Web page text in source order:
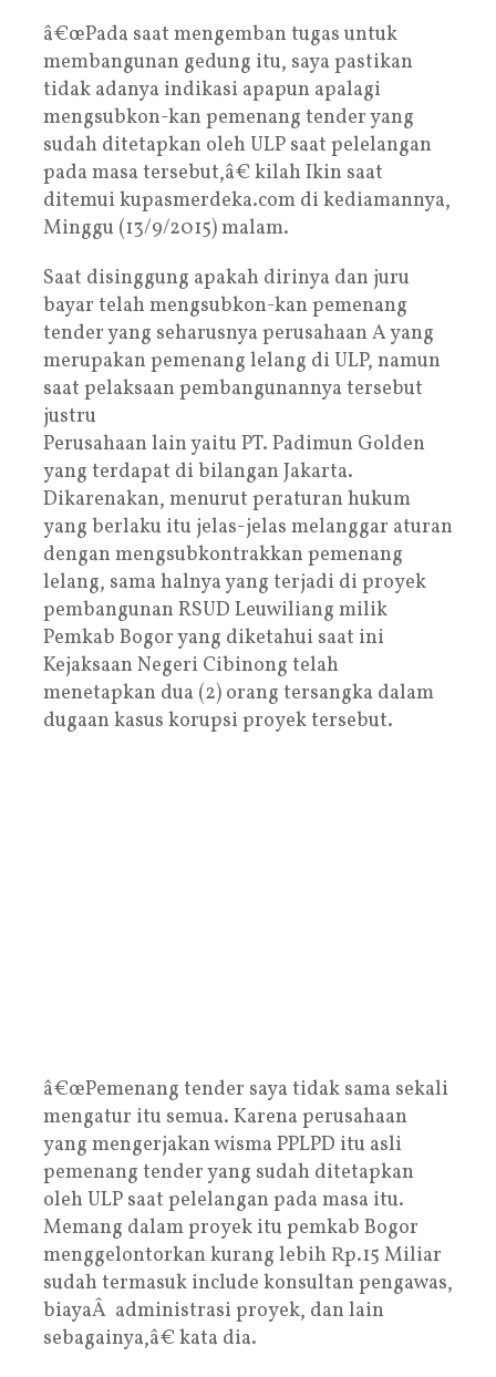
â€œPada saat mengemban tugas untuk
membangunan gedung itu, saya pastikan
tidak adanya indikasi apapun apalagi
mengsubkon-kan pemenang tender yang
sudah ditetapkan oleh ULP saat pelelangan
pada masa tersebut,â€ kilah Ikin saat
ditemui kupasmerdeka.com di kediamannya,
Minggu (13/9/2015) malam.
Saat disinggung apakah dirinya dan juru
bayar telah mengsubkon-kan pemenang
tender yang seharusnya perusahaan A yang
merupakan pemenang lelang di ULP, namun
saat pelaksaan pembangunannya tersebut
justru
Perusahaan lain yaitu PT. Padimun Golden
yang terdapat di bilangan Jakarta.
Dikarenakan, menurut peraturan hukum
yang berlaku itu jelas-jelas melanggar aturan
dengan mengsubkontrakkan pemenang
lelang, sama halnya yang terjadi di proyek
pembangunan RSUD Leuwiliang milik
Pemkab Bogor yang diketahui saat ini
Kejaksaan Negeri Cibinong telah
menetapkan dua (2) orang tersangka dalam
dugaan kasus korupsi proyek tersebut.
â€œPemenang tender saya tidak sama sekali
mengatur itu semua. Karena perusahaan
yang mengerjakan wisma PPLPD itu asli
pemenang tender yang sudah ditetapkan
oleh ULP saat pelelangan pada masa itu.
Memang dalam proyek itu pemkab Bogor
menggelontorkan kurang lebih Rp.15 Miliar
sudah termasuk include konsultan pengawas,
biayaÂ administrasi proyek, dan lain
sebagainya,â€ kata dia.